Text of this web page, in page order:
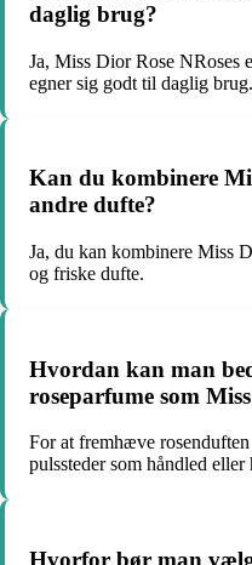
daglig brug?
Ja, Miss Dior Rose NRoses
egner sig godt til daglig brug.
Kan du kombinere
andre dufte?
Ja, du kan kombinere Miss
og friske dufte.
Hvordan kan man
roseparfume som
For at fremhæve
pulssteder som håndled eller
Hvorfor bør man